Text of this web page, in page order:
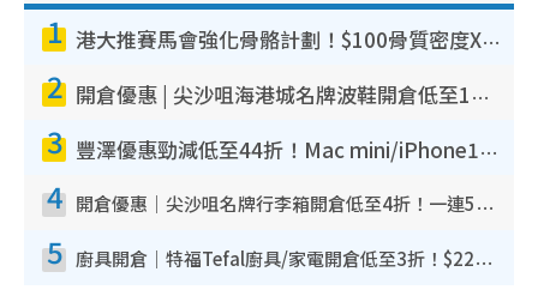
1 港大推賽馬會強化骨骼計劃！$100骨質密度X光檢查 完成免費運動訓練送超市禮券！附參加資格
2 開倉優惠 | 尖沙咀海港城名牌波鞋開倉低至1折！On鞋$899起／Joy&Peace鞋履$98起
3 豐澤優惠勁減低至44折！Mac mini/iPhone17Pro大減價！廚房家電$220起
4 開倉優惠｜尖沙咀名牌行李箱開倉低至4折！一連5日 American Tourister/ace./Hallmark $200起！
5 廚具開倉｜特福Tefal廚具/家電開倉低至3折！$220起買平底鍋/炒鑊/湯煲！電飯煲/吸塵機/燙斗$418起